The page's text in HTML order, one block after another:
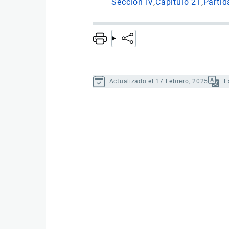
Sección IV Capítulo 21
Actualizado el 17 Febrero, 2025